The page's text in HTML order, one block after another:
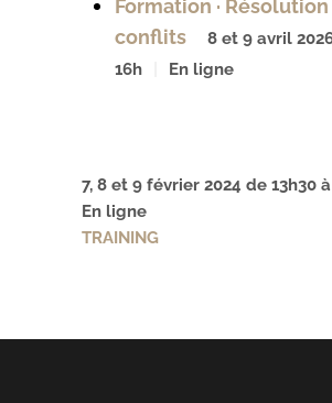
Formation ·
conflits
8 et 9 avril
16h
En ligne
7, 8 et 9 février 2024 de 13h30
En ligne
TRAINING